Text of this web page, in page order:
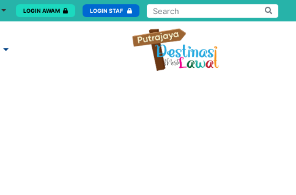
LOGIN AWAM LOGIN STAF